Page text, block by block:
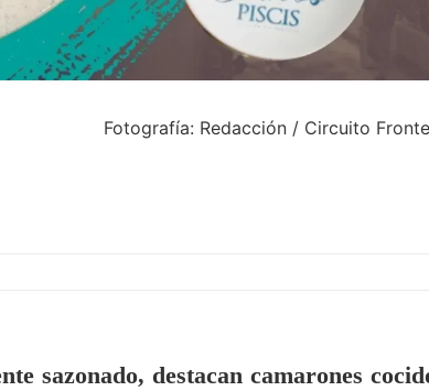
Fotografía: Redacción / Circuito
sazonado, destacan camarones